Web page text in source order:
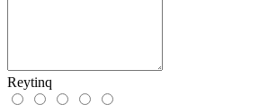
Reytinq